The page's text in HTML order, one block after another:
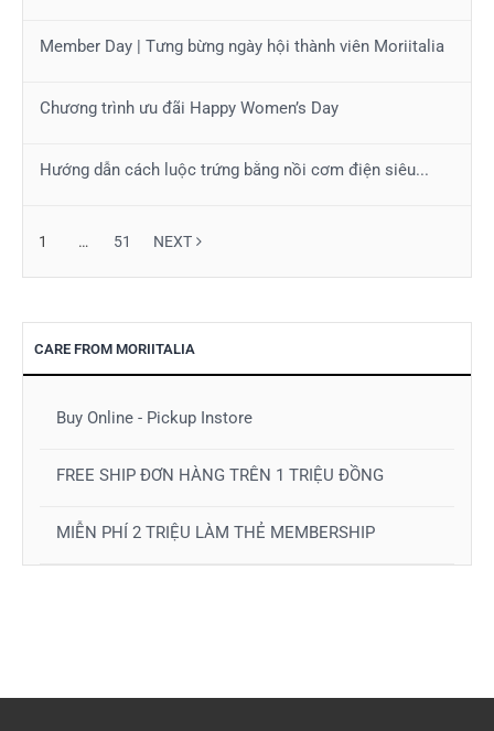
Member Day | Tưng bừng ngày hội thành viên Moriitalia
Chương trình ưu đãi Happy Women’s Day
Hướng dẫn cách luộc trứng bằng nồi cơm điện siêu...
1 … 51 NEXT
CARE FROM MORIITALIA
Buy Online - Pickup Instore
FREE SHIP ĐƠN HÀNG TRÊN 1 TRIỆU ĐỒNG
MIỄN PHÍ 2 TRIỆU LÀM THẺ MEMBERSHIP